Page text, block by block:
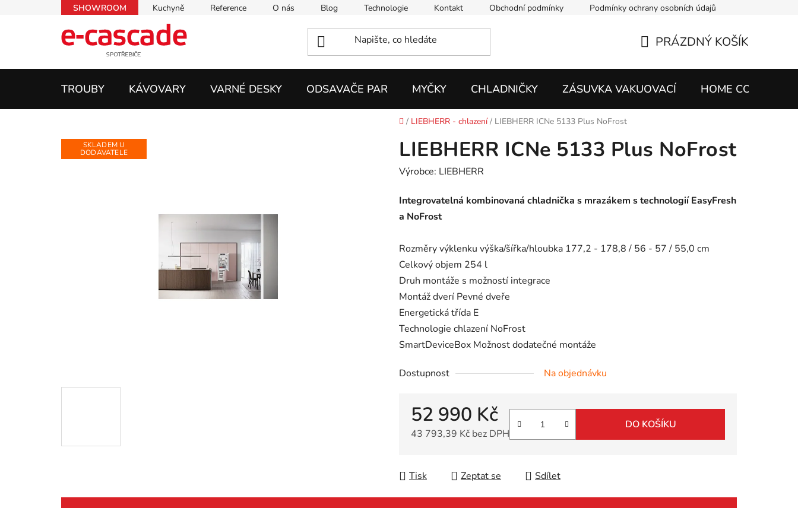
SHOWROOM Kuchyně Reference O nás Blog Technologie Kontakt Obchodní podmínky Podmínky ochrany osobních údajů
KOŠÍK
PRÁZDNÝ KOŠÍK
TROUBY KÁVOVARY VARNÉ DESKY ODSAVAČE PAR MYČKY CHLADNIČKY ZÁSUVKA VAKUOVACÍ HOME CONNECT
Domů
/ LIEBHERR - chlazení / LIEBHERR ICNe 5133 Plus NoFrost
LIEBHERR ICNe 5133 Plus NoFrost
Výrobce: LIEBHERR
Integrovatelná kombinovaná chladnička s mrazákem s technologií EasyFresh
a NoFrost
Rozměry výklenku výška/šířka/hloubka 177,2 - 178,8 / 56 - 57 / 55,0 cm
Celkový objem 254 l
Druh montáže s možností integrace
Montáž dverí Pevné dveře
Energetická třída E
Technologie chlazení NoFrost
SmartDeviceBox Možnost dodatečné montáže
Dostupnost Na objednávku
52 990 Kč
43 793,39 Kč bez DPH
DO KOŠÍKU
Tisk Zeptat se Sdílet
SKLADEM U
DODAVATELE